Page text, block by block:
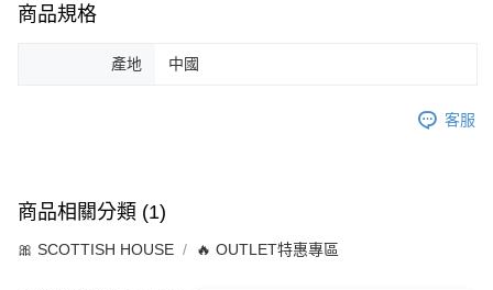
商品規格
產地 中國
客服
商品相關分類 (1)
🎀 SCOTTISH HOUSE 🔥 OUTLET特惠專區